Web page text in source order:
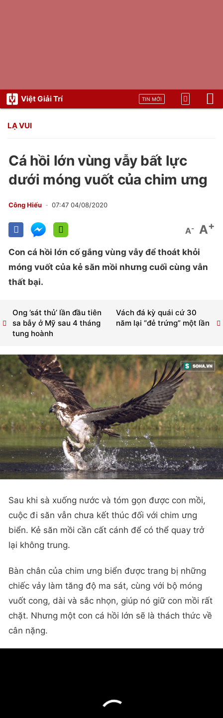
Việt Giải Trí TIN MỚI
LẠ VUI
Cá hồi lớn vùng vẫy bất lực
dưới móng vuốt của chim ưng
Công Hiếu 07:47 04/08/2020
A- A+
Con cá hồi lớn cố gắng vùng vẫy để thoát khỏi
móng vuốt của kẻ săn mồi nhưng cuối cùng vẫn
thất bại.
Vách đá kỳ quái cứ 30
năm lại “đẻ trứng” một lần
Ong ’sát thủ’ lần đầu tiên
sa bẫy ở Mỹ sau 4 tháng
tung hoành
Sau khi sà xuống nước và tóm gọn được con mồi,
cuộc đi săn vẫn chưa kết thúc đối với chim ưng
biển. Kẻ săn mồi cần cất cánh để có thể quay trở
lại không trung.
Bàn chân của chim ưng biển được trang bị những
chiếc vảy làm tăng độ ma sát, cùng với bộ móng
vuốt cong, dài và sắc nhọn, giúp nó giữ con mồi rất
chặt. Nhưng một con cá hồi lớn sẽ là thách thức về
cân nặng.